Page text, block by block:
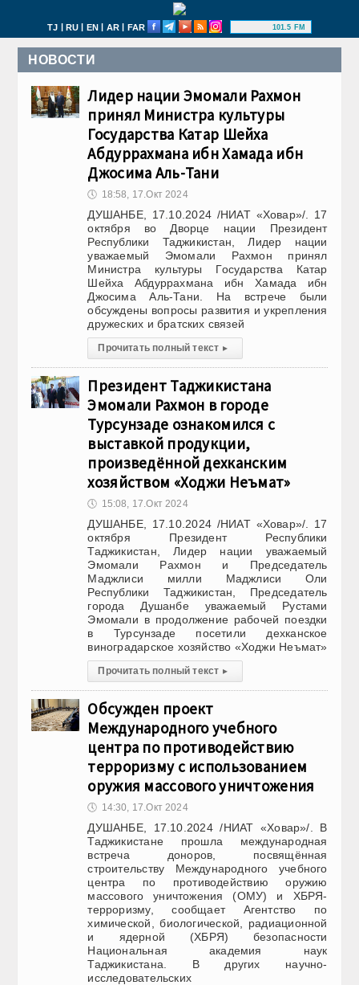
TJ | RU | EN | AR | FAR 101.5 FM
НОВОСТИ
Лидер нации Эмомали Рахмон
принял Министра культуры
Государства Катар Шейха
Абдуррахмана ибн Хамада ибн
Джосима Аль-Тани
🕔 18:58, 17.Окт 2024
ДУШАНБЕ, 17.10.2024 /НИАТ «Ховар»/. 17
октября во Дворце нации Президент
Республики Таджикистан, Лидер нации
уважаемый Эмомали Рахмон принял
Министра культуры Государства Катар
Шейха Абдуррахмана ибн Хамада ибн
Джосима Аль-Тани. На встрече были
обсуждены вопросы развития и укрепления
дружеских и братских связей
Прочитать полный текст ▸
Президент Таджикистана
Эмомали Рахмон в городе
Турсунзаде ознакомился с
выставкой продукции,
произведённой дехканским
хозяйством «Ходжи Неъмат»
🕔 15:08, 17.Окт 2024
ДУШАНБЕ, 17.10.2024 /НИАТ «Ховар»/. 17
октября Президент Республики
Таджикистан, Лидер нации уважаемый
Эмомали Рахмон и Председатель
Маджлиси милли Маджлиси Оли
Республики Таджикистан, Председатель
города Душанбе уважаемый Рустами
Эмомали в продолжение рабочей поездки
в Турсунзаде посетили дехканское
виноградарское хозяйство «Ходжи Неъмат»
Прочитать полный текст ▸
Обсужден проект
Международного учебного
центра по противодействию
терроризму с использованием
оружия массового уничтожения
🕔 14:30, 17.Окт 2024
ДУШАНБЕ, 17.10.2024 /НИАТ «Ховар»/. В
Таджикистане прошла международная
встреча доноров, посвящённая
строительству Международного учебного
центра по противодействию оружию
массового уничтожения (ОМУ) и ХБРЯ-
терроризму, сообщает Агентство по
химической, биологической, радиационной
и ядерной (ХБРЯ) безопасности
Национальная академия наук
Таджикистана. В других научно-
исследовательских